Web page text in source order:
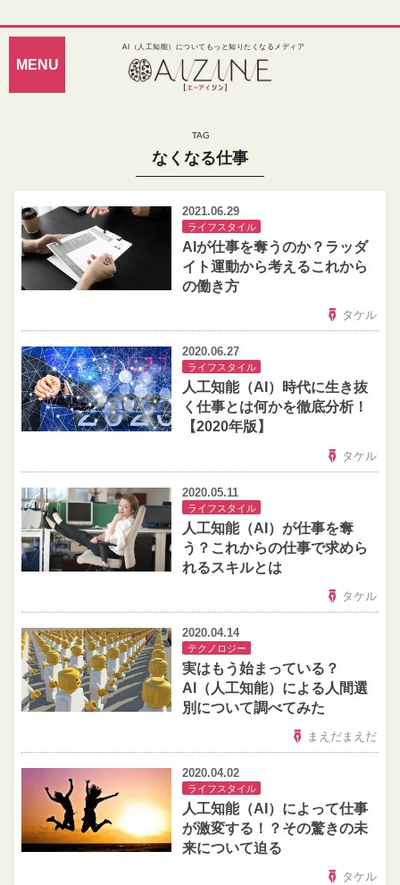
AI（人工知能）についてもっと知りたくなるメディア
なくなる仕事
2021.06.29
ライフスタイル
AIが仕事を奪うのか？ラッダ
イト運動から考えるこれから
の働き方
タケル
2020.06.27
ライフスタイル
人工知能（AI）時代に生き抜
く仕事とは何かを徹底分析！
【2020年版】
タケル
2020.05.11
ライフスタイル
人工知能（AI）が仕事を奪
う？これからの仕事で求めら
れるスキルとは
タケル
2020.04.14
テクノロジー
実はもう始まっている？
AI（人工知能）による人間選
別について調べてみた
まえだまえだ
2020.04.02
ライフスタイル
人工知能（AI）によって仕事
が激変する！？その驚きの未
来について迫る
タケル